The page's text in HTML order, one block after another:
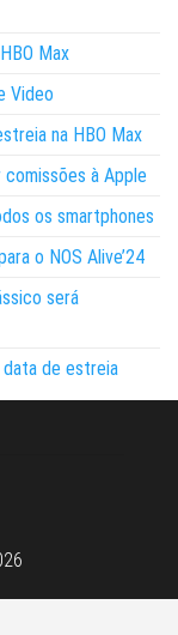
Max
Video
na HBO Max
à Apple
os smartphones
o NOS Alive’24
será
data de estreia